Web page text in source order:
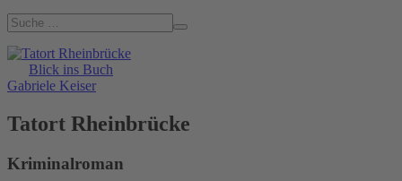
Blick ins Buch
Gabriele Keiser
Tatort Rheinbrücke
Kriminalroman